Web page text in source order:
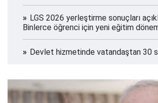
LGS 2026 yerleştirme sonuçları
Binlerce öğrenci için yeni eğitim
Devlet hizmetinde vatandaştan 30